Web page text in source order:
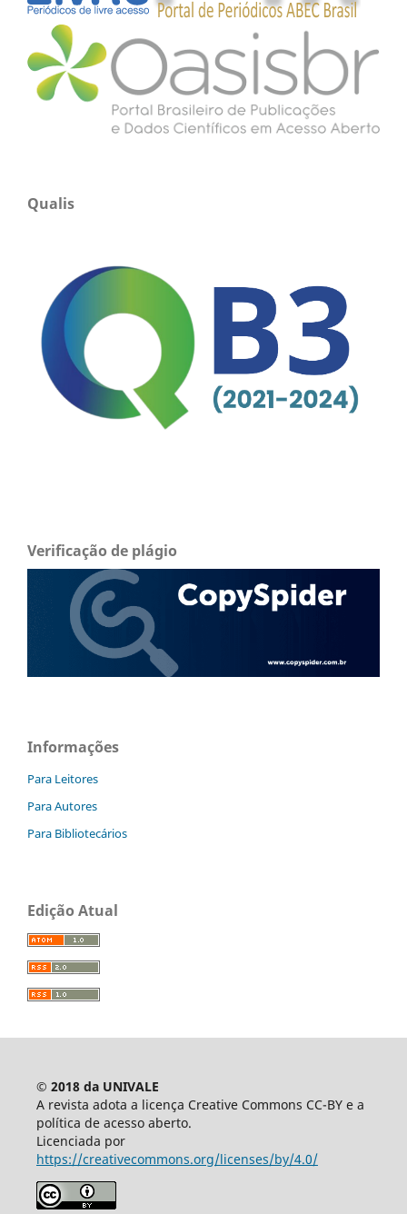
Qualis
Verificação de plágio
Informações
Para Leitores
Para Autores
Para Bibliotecários
Edição Atual
© 2018 da UNIVALE
A revista adota a licença Creative Commons CC-BY e a
política de acesso aberto.
Licenciada por
https://creativecommons.org/licenses/by/4.0/